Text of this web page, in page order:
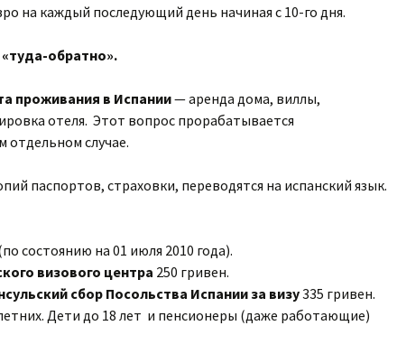
на каждый последующий день начиная с 10-го дня.
обратно».
проживания в Испании— аренда дома, виллы,
отеля. Этот вопрос прорабатывается
отдельном случае.
паспортов, страховки, переводятся на испанский язык.
состоянию на 01 июля 2010 года).
визового центра 250 гривен.
сбор Посольства Испании за визу335 гривен.
Дети до 18 лет и пенсионеры (даже работающие)